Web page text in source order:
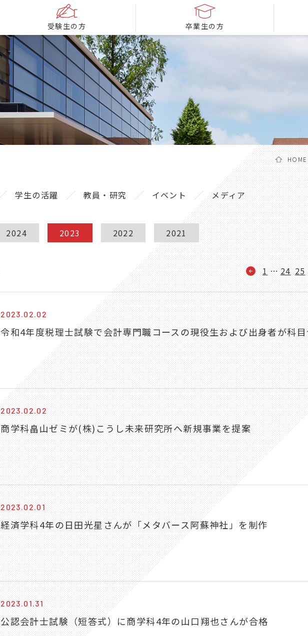
受験生の方 卒業生の方
HOME
学生の活躍 教員・研究 イベント メディア
2024 2023 2022 2021
1 … 24 25
2023.02.02
令和4年度税理士試験で会計専門職コースの現役生および出身者が科
2023.02.02
商学科畠山ゼミが(株)こうし未来研究所へ新規事業を提案
2023.02.01
経済学科4年の日田光星さんが「メタバース阿蘇神社」を制作
2023.01.31
公認会計士試験（短答式）に商学科4年の山口翔也さんが合格